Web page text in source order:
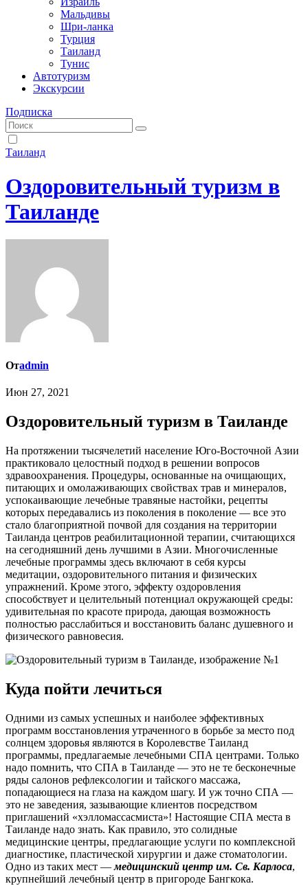
Мальдивы
Шри-ланка
Турция
Таиланд
Тунис
Автотуризм
Экскурсии
Подписка
Таиланд
Оздоровительный туризм в
Таиланде
Отadmin
Июн 27, 2021
Оздоровительный туризм в Таиланде
На протяжении тысячелетий население Юго-Восточной Азии
практиковало целостный подход в решении вопросов
здравоохранения. Процедуры, основанные на очищающих,
питающих и омолаживающих свойствах трав и минералов,
успокаивающие лечебные травяные настойки, рецепты
которых передавались из поколения в поколение — все это
стало благоприятной почвой для создания на территории
Таиланда центров реабилитационной терапии, считающихся
на сегодняшний день лучшими в Азии. Многочисленные
лечебные программы здесь включают в себя курсы
медитации, оздоровительного питания и физических
упражнений. Кроме этого, эффекту оздоровления
способствует и целительный потенциал окружающей среды:
удивительная по красоте природа, дающая возможность
полностью расслабиться и восстановить баланс душевного и
физического равновесия.
Куда пойти лечиться
Одними из самых успешных и наиболее эффективных
программ восстановления утраченного в борьбе за место под
солнцем здоровья являются в Королевстве Таиланд
программы, предлагаемые лечебными СПА центрами. Только
надо помнить, что СПА в Таиланде — это не те бесконечные
ряды салонов рефлексологии и тайского массажа,
попадающиеся на глаза на каждом шагу. И уж точно СПА —
это не заведения, зазывающие клиентов посредством
приглашений «хэлломассасмиста»! Настоящие СПА места в
Таиланде надо знать. Как правило, это солидные
медицинские центры, предлагающие услуги по комплексной
диагностике, пластической хирургии и даже стоматологии.
Одно из таких мест —медицинский центр им. Св. Карлоса,
крупнейший лечебный центр в пригороде Бангкока.